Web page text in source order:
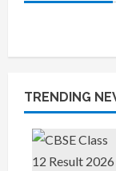
पदों पर आ
TRENDING